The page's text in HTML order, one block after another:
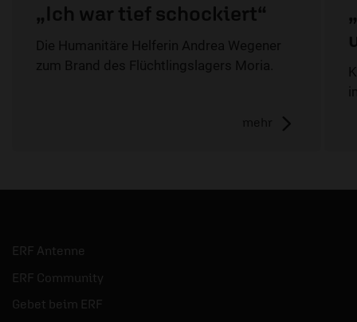
„Ich war tief schockiert“
Die Humanitäre Helferin Andrea Wegener
zum Brand des Flüchtlingslagers Moria.
mehr
ERF Antenne
ERF Community
Gebet beim ERF